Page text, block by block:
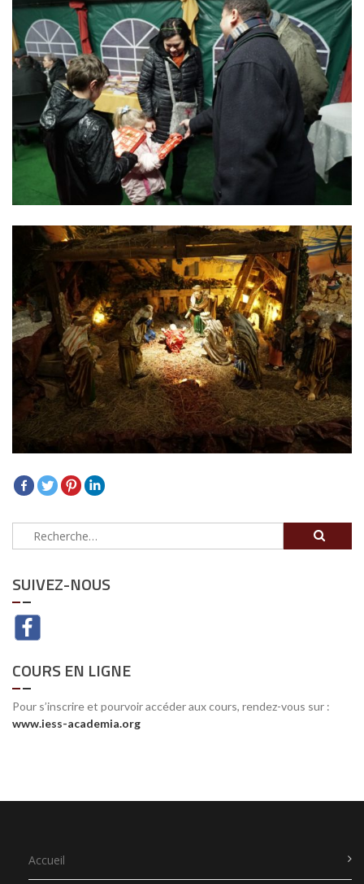
Rechercher :
SUIVEZ-NOUS
COURS EN LIGNE
Pour s’inscrire et pourvoir accéder aux cours, rendez-vous sur :
www.iess-academia.org
Accueil